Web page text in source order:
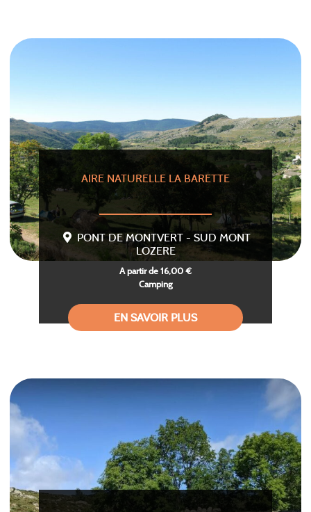
AIRE NATURELLE LA BARETTE
PONT DE MONTVERT - SUD MONT
LOZERE
A partir de 16,00 €
Camping
EN SAVOIR PLUS